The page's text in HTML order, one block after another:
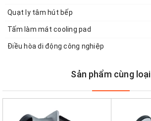
Quạt ly tâm hút bếp
Tấm làm mát cooling pad
Điều hòa di động công nghiệp
Sản phẩm cùng loại